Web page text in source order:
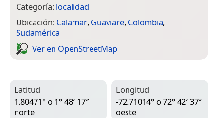
Categoría: localidad
Ubicación: Calamar, Guaviare, Colombia,
Sudamérica
Ver en Open­Street­Map
Latitud
1.80471° o 1° 48′ 17″
norte
Longitud
-72.71014° o 72° 42′ 37″
oeste